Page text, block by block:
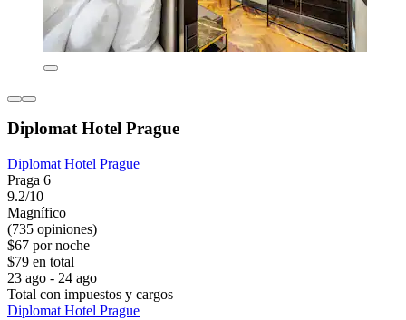
Diplomat Hotel Prague
Diplomat Hotel Prague
Praga 6
9.2/10
Magnífico
(735 opiniones)
$67 por noche
$79 en total
23 ago - 24 ago
Total con impuestos y cargos
Diplomat Hotel Prague